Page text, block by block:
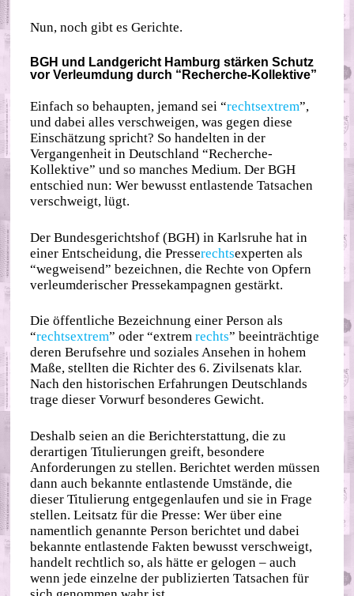
Nun, noch gibt es Gerichte.
BGH und Landgericht Hamburg stärken Schutz
vor Verleumdung durch “Recherche-Kollektive”
Einfach so behaupten, jemand sei “rechtsextrem”,
und dabei alles verschweigen, was gegen diese
Einschätzung spricht? So handelten in der
Vergangenheit in Deutschland “Recherche-
Kollektive” und so manches Medium. Der BGH
entschied nun: Wer bewusst entlastende Tatsachen
verschweigt, lügt.
Der Bundesgerichtshof (BGH) in Karlsruhe hat in
einer Entscheidung, die Presserechtsexperten als
“wegweisend” bezeichnen, die Rechte von Opfern
verleumderischer Pressekampagnen gestärkt.
Die öffentliche Bezeichnung einer Person als
“rechtsextrem” oder “extremrechts” beeinträchtige
deren Berufsehre und soziales Ansehen in hohem
Maße, stellten die Richter des 6. Zivilsenats klar.
Nach den historischen Erfahrungen Deutschlands
trage dieser Vorwurf besonderes Gewicht.
Deshalb seien an die Berichterstattung, die zu
derartigen Titulierungen greift, besondere
Anforderungen zu stellen. Berichtet werden müssen
dann auch bekannte entlastende Umstände, die
dieser Titulierung entgegenlaufen und sie in Frage
stellen. Leitsatz für die Presse: Wer über eine
namentlich genannte Person berichtet und dabei
bekannte entlastende Fakten bewusst verschweigt,
handelt rechtlich so, als hätte er gelogen – auch
wenn jede einzelne der publizierten Tatsachen für